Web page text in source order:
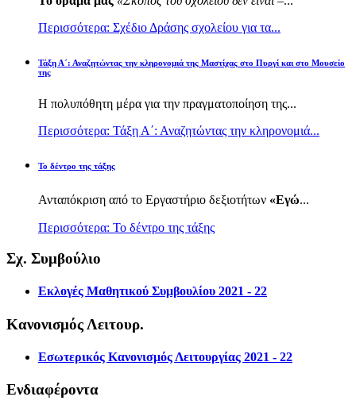
Περισσότερα: Σχέδιο Δράσης σχολείου για τα...
Τάξη Α΄: Αναζητώντας την κληρονομιά της Μαστίχας στο Πυργί και στο Μουσείο
της
Η πολυπόθητη μέρα για την πραγματοποίηση της...
Περισσότερα: Τάξη Α΄: Αναζητώντας την κληρονομιά...
Το δέντρο της τάξης
Ανταπόκριση από το Εργαστήριο δεξιοτήτων «Εγώ...
Περισσότερα: Το δέντρο της τάξης
Σχ. Συμβούλιο
Εκλογές Μαθητικού Συμβουλίου 2021 - 22
Κανονισμός Λειτουρ.
Εσωτερικός Κανονισμός Λειτουργίας 2021 - 22
Ενδιαφέροντα